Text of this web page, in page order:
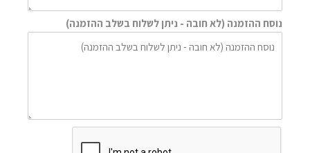
נוסח ההזמנה (לא חובה - ניתן לשלוח בשלב ההזמנה)